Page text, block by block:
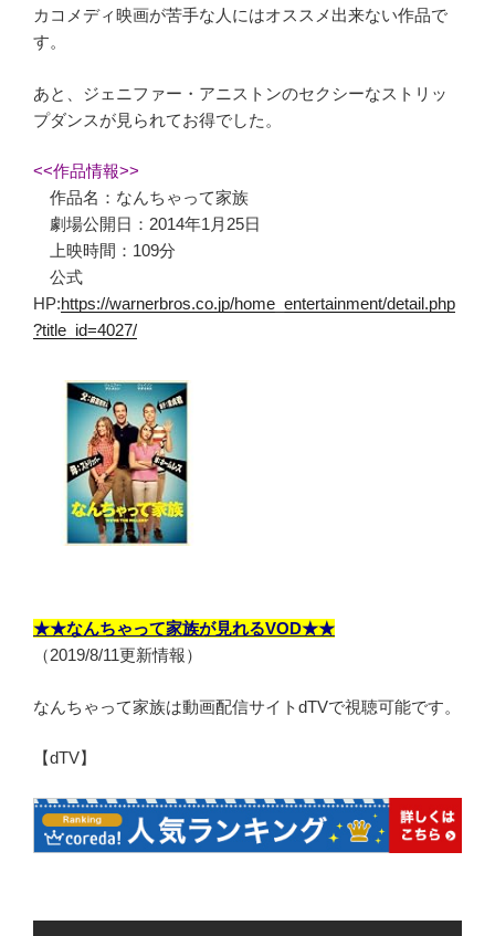
カコメディ映画が苦手な人にはオススメ出来ない作品で
す。
あと、ジェニファー・アニストンのセクシーなストリッ
プダンスが見られてお得でした。
<<作品情報>>
作品名：なんちゃって家族
劇場公開日：2014年1月25日
上映時間：109分
公式
HP:https://warnerbros.co.jp/home_entertainment/detail.php
?title_id=4027/
★★なんちゃって家族が見れるVOD★★
（2019/8/11更新情報）
なんちゃって家族は動画配信サイトdTVで視聴可能です。
【dTV】